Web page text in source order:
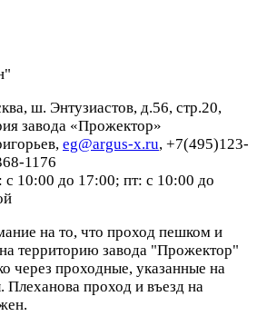
ш. Энтузиастов, д.56, стр.20,
завода «Прожектор»
eg@argus-x.ru, +7(495)123-
1176
10:00 до 17:00; пт: с 10:00 до
на то, что проход пешком и
территорию завода "Прожектор"
через проходные, указанные на
Плеханова проход и въезд на